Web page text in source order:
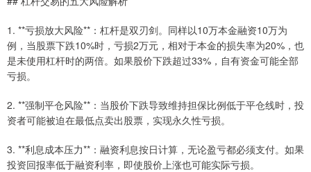
1. **亏损放大风险**：杠杆是双刃剑。同样以10万本金融资10万为
例，当股票下跌10%时，亏损2万元，相对于本金的损失率为20%，也
是未使用杠杆时的两倍。如果股价下跌超过33%，自有资金可能全部
亏损。
2. **强制平仓风险**：当股价下跌导致维持担保比例低于平仓线时，投
资者可能被迫在最低点卖出股票，实现永久性亏损。
3. **利息成本压力**：融资利息按日计算，无论盈亏都必须支付。如果
投资回报率低于融资利率，即使股价上涨也可能实际亏损。